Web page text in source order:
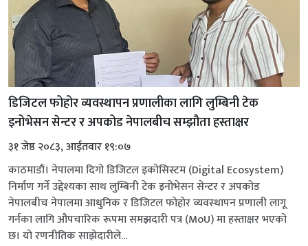
डिजिटल फोहोर व्यवस्थापन प्रणालीका लागि लुम्बिनी टेक
इनोभेसन सेन्टर र अपकोड नेपालबीच सम्झौता हस्ताक्षर
३१ जेष्ठ २०८३, आईतवार १९:०७
काठमाडौं। नेपालमा दिगो डिजिटल इकोसिस्टम (Digital Ecosystem)
निर्माण गर्ने उद्देश्यका साथ लुम्बिनी टेक इनोभेसन सेन्टर र अपकोड
नेपालबीच नेपालमा आधुनिक र डिजिटल फोहोर व्यवस्थापन प्रणाली लागू
गर्नका लागि औपचारिक रूपमा समझदारी पत्र (MoU) मा हस्ताक्षर भएको
छ। यो रणनीतिक साझेदारीले...